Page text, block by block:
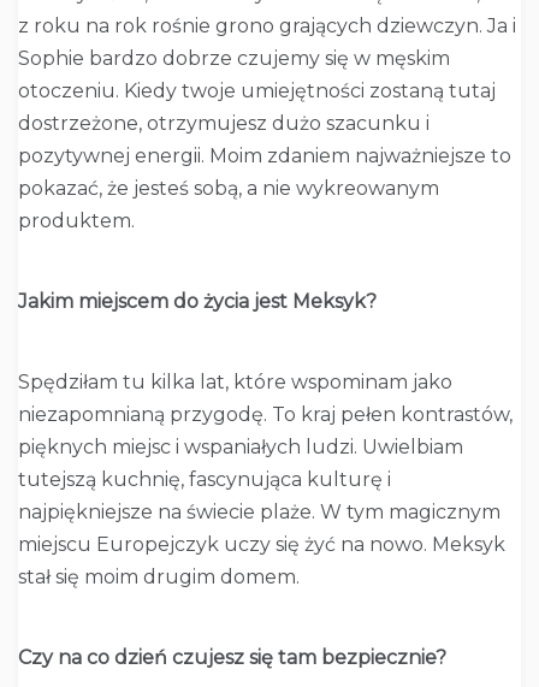
z roku na rok rośnie grono grających dziewczyn. Ja i
Sophie bardzo dobrze czujemy się w męskim
otoczeniu. Kiedy twoje umiejętności zostaną tutaj
dostrzeżone, otrzymujesz dużo szacunku i
pozytywnej energii. Moim zdaniem najważniejsze to
pokazać, że jesteś sobą, a nie wykreowanym
produktem.
Jakim miejscem do życia jest Meksyk?
Spędziłam tu kilka lat, które wspominam jako
niezapomnianą przygodę. To kraj pełen kontrastów,
pięknych miejsc i wspaniałych ludzi. Uwielbiam
tutejszą kuchnię, fascynująca kulturę i
najpiękniejsze na świecie plaże. W tym magicznym
miejscu Europejczyk uczy się żyć na nowo. Meksyk
stał się moim drugim domem.
Czy na co dzień czujesz się tam bezpiecznie?